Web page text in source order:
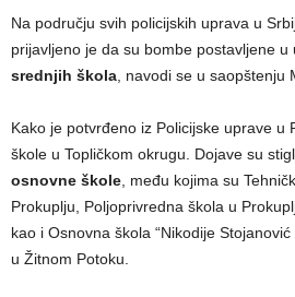
Na području svih policijskih uprava u
prijavljeno je da su bombe postavljene u
srednjih škola , navodi se u saopštenju
Kako je potvrđeno iz Policijske uprave u
škole u Topličkom okrugu. Dojave su
osnovne škole , među kojima su
Prokuplju, Poljoprivredna škola u
kao i Osnovna škola “Nikodije Stojanović
u Žitnom Potoku.